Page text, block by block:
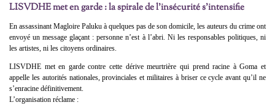
LISVDHE met en garde : la spirale de l’insécurité s’intensifie
En assassinant Magloire Paluku à quelques pas de son domicile, les auteurs du crime ont
envoyé un message glaçant : personne n’est à l’abri. Ni les responsables politiques, ni
les artistes, ni les citoyens ordinaires.
LISVDHE met en garde contre cette dérive meurtrière qui prend racine à Goma et
appelle les autorités nationales, provinciales et militaires à briser ce cycle avant qu’il ne
s’enracine définitivement.
L’organisation réclame :